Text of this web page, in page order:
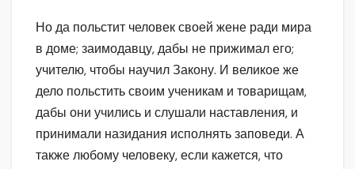
Но да польстит человек своей жене ради мира
в доме; заимодавцу, дабы не прижимал его;
учителю, чтобы научил Закону. И великое же
дело польстить своим ученикам и товарищам,
дабы они учились и слушали наставления, и
принимали назидания исполнять заповеди. А
также любому человеку, если кажется, что